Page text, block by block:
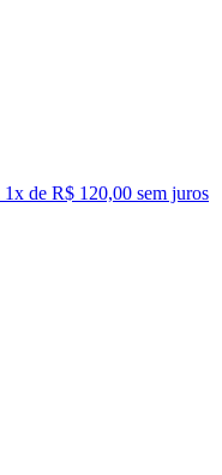
1x de R$ 120,00 sem juros